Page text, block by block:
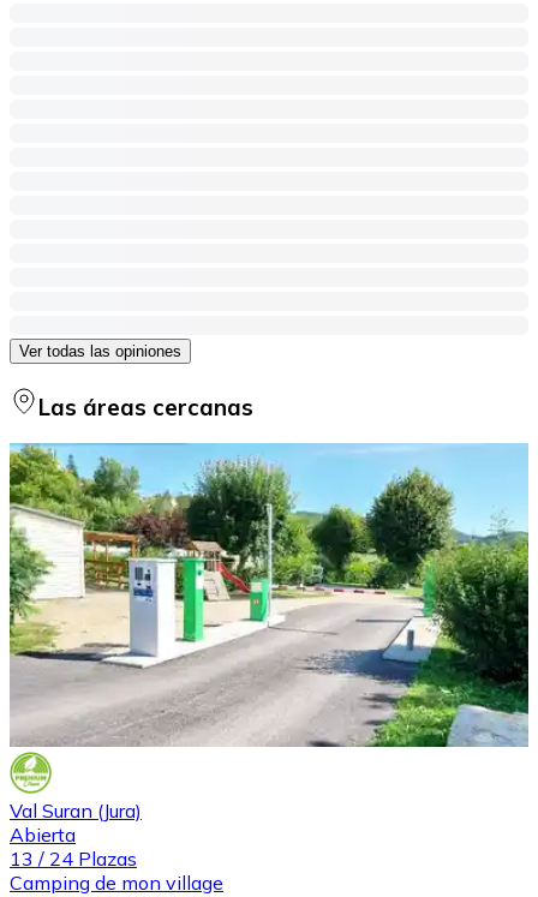
Ver todas las opiniones
Las áreas cercanas
Val Suran (Jura)
Abierta
13 / 24 Plazas
Camping de mon village